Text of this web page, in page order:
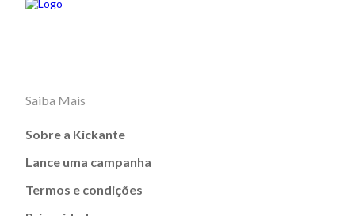
Saiba Mais
Sobre a Kickante
Lance uma campanha
Termos e condições